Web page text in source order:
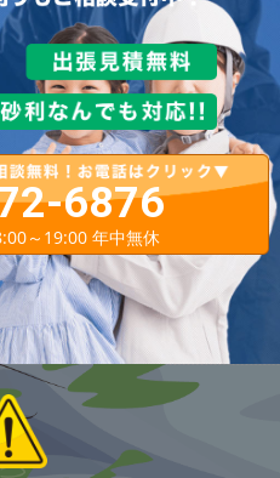
6876
～19:00 年中無休